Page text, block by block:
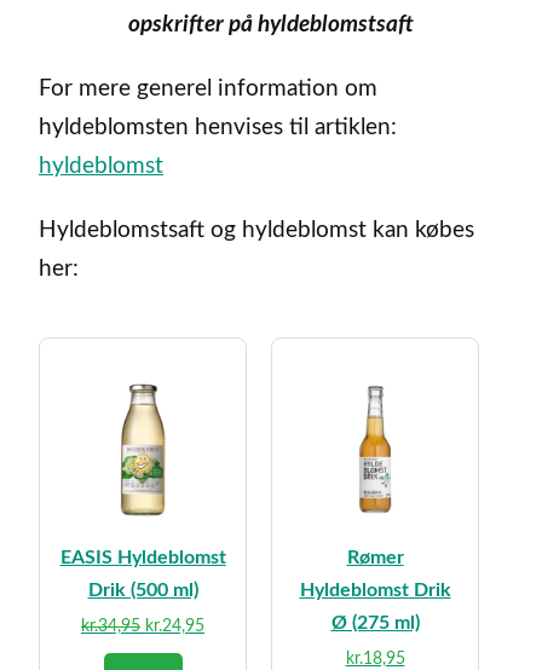
opskrifter på hyldeblomstsaft
For mere generel information om
hyldeblomsten henvises til artiklen:
hyldeblomst
Hyldeblomstsaft og hyldeblomst kan købes
her:
EASIS Hyldeblomst
Drik (500 ml)
kr.34,95 Den
oprindelige
kr.24,95Den
Rømer
Hyldeblomst Drik
Ø (275 ml)
kr.18,95